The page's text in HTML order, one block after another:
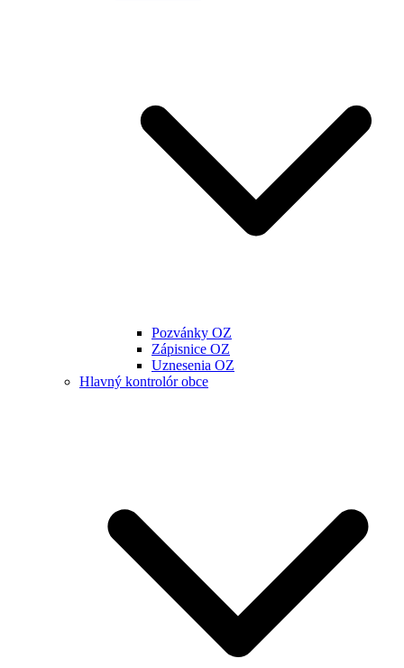
Pozvánky OZ
Zápisnice OZ
Uznesenia OZ
Hlavný kontrolór obce